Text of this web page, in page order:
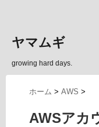
ヤマムギ
growing hard days.
ホーム > AWS >
AWSアカ